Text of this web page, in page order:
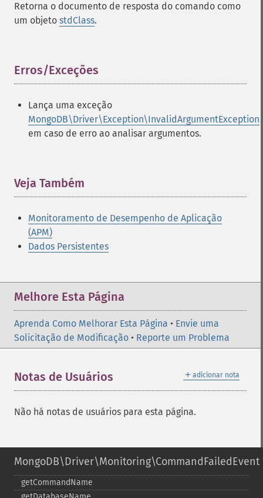
Retorna o documento de resposta do comando como
um objeto stdClass.
Erros/Exceções
Lança uma exceção
MongoDB\Driver\Exception\InvalidArgumentException
em caso de erro ao analisar argumentos.
Veja Também
Monitoramento de Desempenho de Aplicação
(APM)
Dados Persistentes
Melhore Esta Página
Aprenda Como Melhorar Esta Página • Envie uma
Solicitação de Modificação • Reporte um Problema
＋ adicionar nota
Notas de Usuários
Não há notas de usuários para esta página.
MongoDB\Driver\Monitoring\CommandFailedEvent
getCommandName